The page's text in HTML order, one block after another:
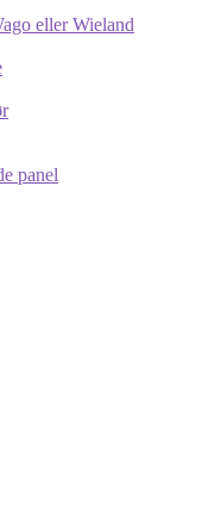
eller Wieland
panel